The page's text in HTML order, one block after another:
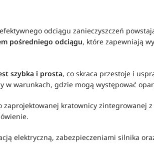
odciągu zanieczyszczeń
pośredniego odciągu, które zapewniają
szybka i prosta, co skraca przestoje i
warunkach, gdzie mogą występować
kratownicy zintegrowanej
elektryczną, zabezpieczeniami silnika